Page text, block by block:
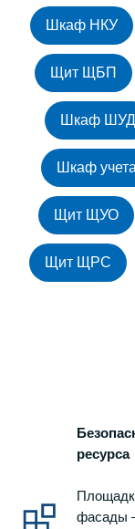
Шкаф НКУ
Щит ЩБП
Шкаф ШУД
Шкаф
Щит ЩУО
Щит ЩРС
ресурса
фасады